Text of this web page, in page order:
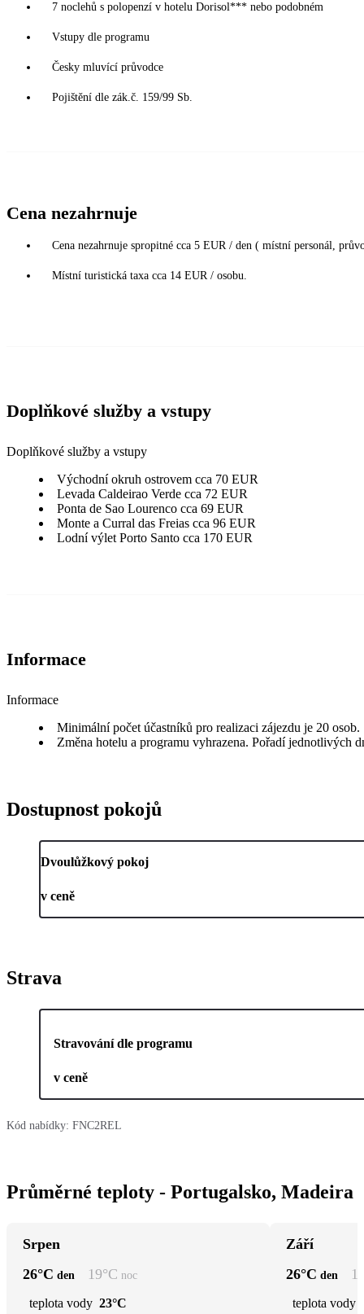
7 noclehů s polopenzí v hotelu Dorisol*** nebo podobném
Vstupy dle programu
Česky mluvící průvodce
Pojištění dle zák.č. 159/99 Sb.
Cena nezahrnuje
Cena nezahrnuje spropitné cca 5 EUR / den ( místní personál,
Místní turistická taxa cca 14 EUR / osobu.
Doplňkové služby a vstupy
Doplňkové služby a vstupy
Východní okruh ostrovem cca 70 EUR
Levada Caldeirao Verde cca 72 EUR
Ponta de Sao Lourenco cca 69 EUR
Monte a Curral das Freias cca 96 EUR
Lodní výlet Porto Santo cca 170 EUR
Informace
Informace
Minimální počet účastníků pro realizaci zájezdu je 20 osob.
Změna hotelu a programu vyhrazena. Pořadí jednotlivých
Dostupnost pokojů
Dvoulůžkový pokoj
v ceně
Strava
Stravování dle programu
v ceně
Kód nabídky: FNC2REL
Průměrné teploty - Portugalsko, Madeira
Srpen
26°C den 19°C noc
teplota vody 23°C
Září
26°C den
teplota vody